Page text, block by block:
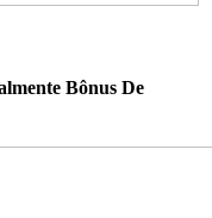
Bônus De